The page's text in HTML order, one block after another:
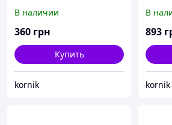
В наличии
360 грн
Купить
kornik
В
893
kornik